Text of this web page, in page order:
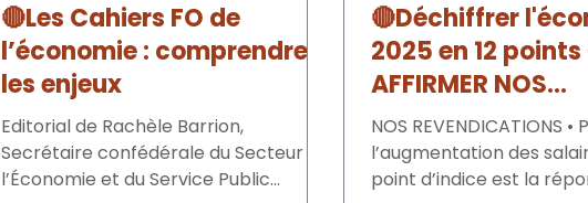
🔴Les Cahiers FO de
l’économie : comprendre
les enjeux
Editorial de Rachèle Barrion,
Secrétaire confédérale du Secteur de
l’Économie et du Service Public
🔴Déchiffrer
2025 en 12
AFFIRMER NOS
REVENDICATIONS
NOS REVENDICATIONS • Pour FO, seule
l’augmentation des
point d’indice est la